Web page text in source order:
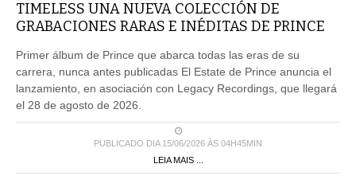
TIMELESS UNA NUEVA COLECCIÓN DE
GRABACIONES RARAS E INÉDITAS DE PRINCE
Primer álbum de Prince que abarca todas las eras de su
carrera, nunca antes publicadas El Estate de Prince anuncia el
lanzamiento, en asociación con Legacy Recordings, que llegará
el 28 de agosto de 2026.
PUBLICADO DIA 15/06/2026 ÀS 04H45MIN
LEIA MAIS ...